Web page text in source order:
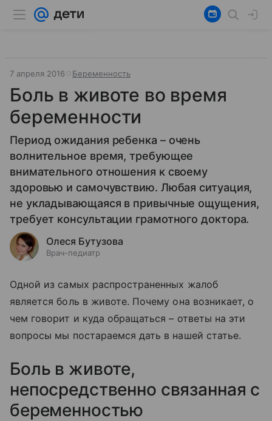
7 апреля 2016 Беременность
Боль в животе во время
беременности
Период ожидания ребенка – очень
волнительное время, требующее
внимательного отношения к своему
здоровью и самочувствию. Любая ситуация,
не укладывающаяся в привычные ощущения,
требует консультации грамотного доктора.
Олеся Бутузова
Врач-педиатр
Одной из самых распространенных жалоб
является боль в животе. Почему она возникает, о
чем говорит и куда обращаться – ответы на эти
вопросы мы постараемся дать в нашей статье.
Боль в животе,
непосредственно связанная с
беременностью